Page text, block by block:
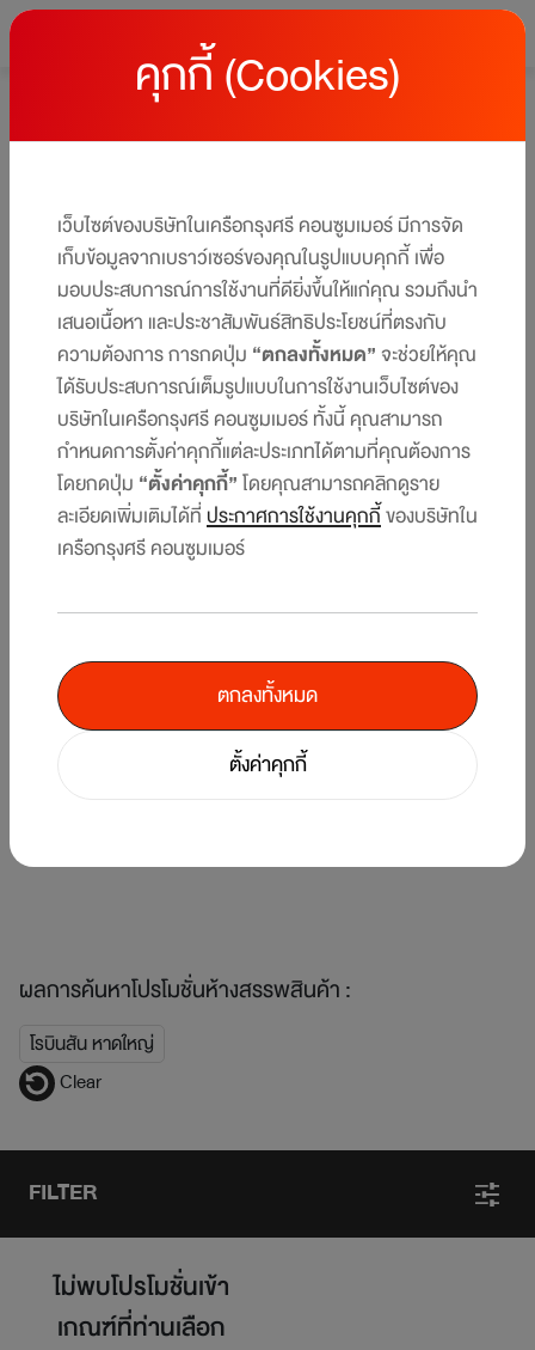
ให้คุณได้รับสิทธิประโยชน์และโปรโมชันมากมาย ครบทุกไลฟ์สไตล์
ได้ในบัตรเดียว​​
5/7
รับพอยท์แรงส์ ตั้งแต่บาทแรก 12 วันเท่านั้น! ที่ร้านค้าในเครือเซ็นทรัล รีเทล ที่
ผลการค้นหาโปรโมชั่นห้างสรรพสินค้า :
โรบินสัน หาดใหญ่
Clear
FILTER
ไม่พบโปรโมชั่นเข้า
เกณฑ์ที่ท่านเลือก
คุกกี้ (Cookies)
เว็บไซต์ของบริษัทในเครือกรุงศรี คอนซูมเมอร์ มีการจัด
เก็บข้อมูลจากเบราว์เซอร์ของคุณในรูปแบบคุกกี้ เพื่อ
มอบประสบการณ์การใช้งานที่ดียิ่งขึ้นให้แก่คุณ รวมถึงนำ
เสนอเนื้อหา และประชาสัมพันธ์สิทธิประโยชน์ที่ตรงกับ
ความต้องการ การกดปุ่ม “ตกลงทั้งหมด”จะช่วยให้คุณ
ได้รับประสบการณ์เต็มรูปแบบในการใช้งานเว็บไซต์ของ
บริษัทในเครือกรุงศรี คอนซูมเมอร์ ทั้งนี้ คุณสามารถ
กำหนดการตั้งค่าคุกกี้แต่ละประเภทได้ตามที่คุณต้องการ
โดยกดปุ่ม “ตั้งค่าคุกกี้”โดยคุณสามารถคลิกดูราย
ละเอียดเพิ่มเติมได้ที่ ประกาศการใช้งานคุกกี้ของบริษัทใน
เครือกรุงศรี คอนซูมเมอร์
ตั้งค่าคุกกี้
ตกลงทั้งหมด